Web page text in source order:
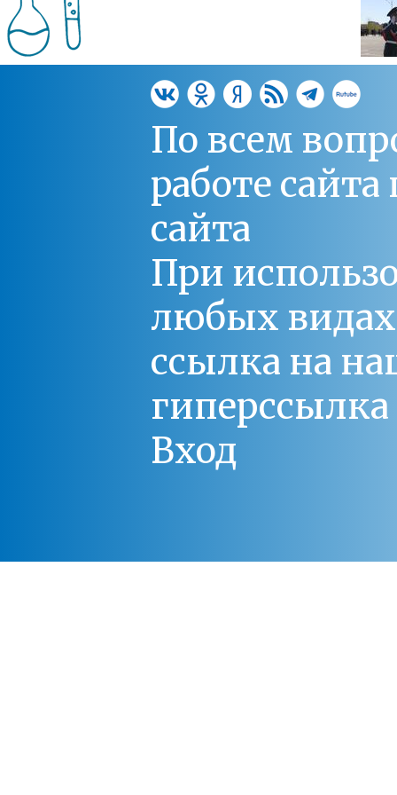
По всем
работе
сайта
При
любых
ссылка на
Вход